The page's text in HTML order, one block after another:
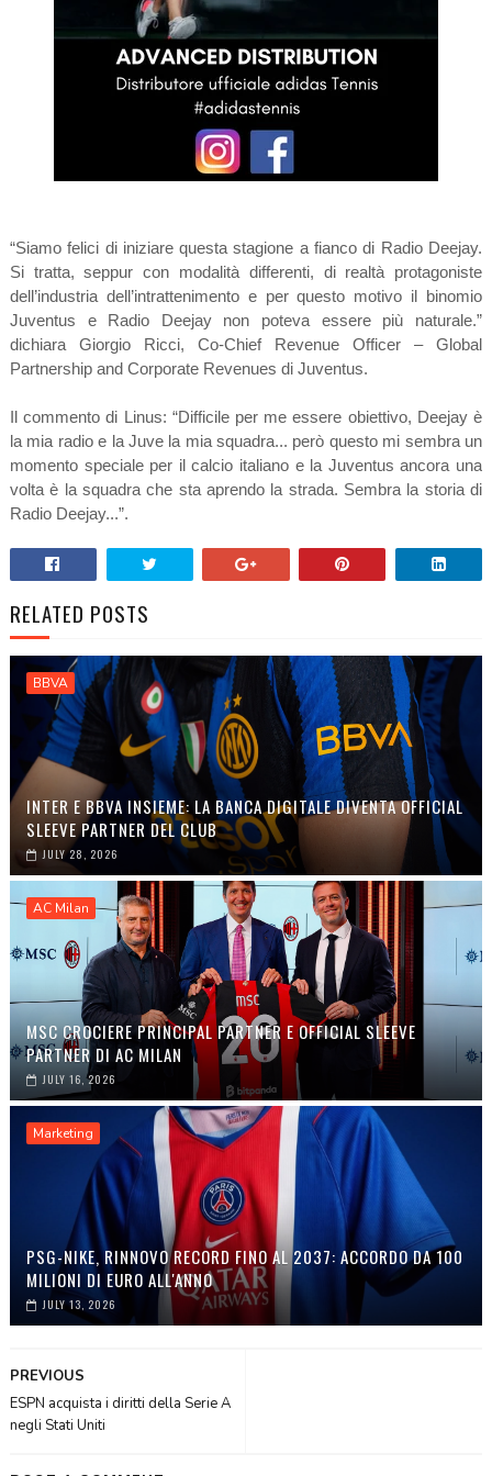
“Siamo felici di iniziare questa stagione a fianco di Radio Deejay.
Si tratta, seppur con modalità differenti, di realtà protagoniste
dell’industria dell’intrattenimento e per questo motivo il binomio
Juventus e Radio Deejay non poteva essere più naturale.”
dichiara Giorgio Ricci, Co-Chief Revenue Officer – Global
Partnership and Corporate Revenues di Juventus.
Il commento di Linus: “Difficile per me essere obiettivo, Deejay è
la mia radio e la Juve la mia squadra... però questo mi sembra un
momento speciale per il calcio italiano e la Juventus ancora una
volta è la squadra che sta aprendo la strada. Sembra la storia di
Radio Deejay...”.
RELATED POSTS
BBVA
INTER E BBVA INSIEME: LA BANCA DIGITALE DIVENTA OFFICIAL
SLEEVE PARTNER DEL CLUB
JULY 28, 2026
AC Milan
MSC CROCIERE PRINCIPAL PARTNER E OFFICIAL SLEEVE
PARTNER DI AC MILAN
JULY 16, 2026
Marketing
PSG-NIKE, RINNOVO RECORD FINO AL 2037: ACCORDO DA 100
MILIONI DI EURO ALL'ANNO
JULY 13, 2026
PREVIOUS
ESPN acquista i diritti della Serie A
negli Stati Uniti